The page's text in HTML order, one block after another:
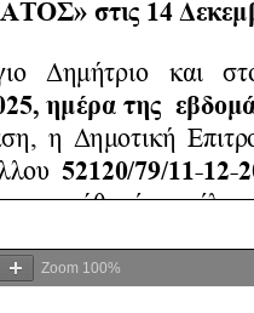
Zoom 100%